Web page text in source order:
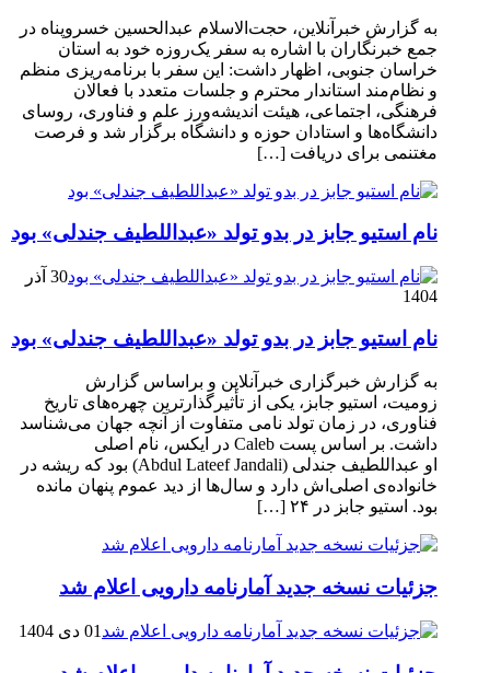
به گزارش خبرآنلاین، حجت‌الاسلام عبدالحسین خسروپناه در
جمع خبرنگاران با اشاره به سفر یک‌روزه خود به استان
خراسان جنوبی، اظهار داشت: این سفر با برنامه‌ریزی منظم
و نظام‌مند استاندار محترم و جلسات متعدد با فعالان
فرهنگی، اجتماعی، هیئت اندیشه‌ورز علم و فناوری، روسای
دانشگاه‌ها و استادان حوزه و دانشگاه برگزار شد و فرصت
مغتنمی برای دریافت […]
نام استیو جابز در بدو تولد «عبداللطیف جندلی» بود
30 آذر
1404
نام استیو جابز در بدو تولد «عبداللطیف جندلی» بود
به گزارش خبرگزاری خبرآنلاین و براساس گزارش
زومیت، استیو جابز، یکی از تأثیرگذارترین چهره‌های تاریخ
فناوری، در زمان تولد نامی متفاوت از آنچه جهان می‌شناسد
داشت. بر اساس پست Caleb در ایکس، نام اصلی
او عبداللطیف جندلی (Abdul Lateef Jandali) بود که ریشه در
خانواده‌ی اصلی‌اش دارد و سال‌ها از دید عموم پنهان مانده
بود. استیو جابز در ۲۴ […]
جزئیات نسخه جدید آمارنامه دارویی اعلام شد
01 دی 1404